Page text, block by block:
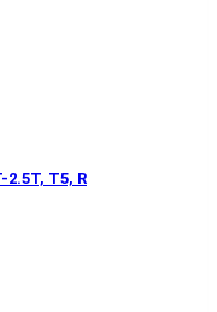
2.5T, T5, R